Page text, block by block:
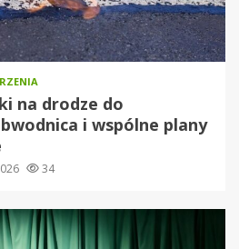
na drodze do
i wspólne plany
34